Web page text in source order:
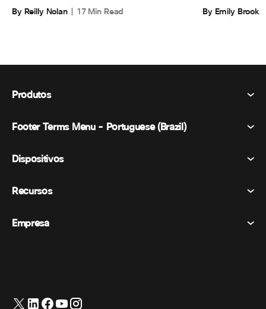
By Reilly Nolan 17 Min Read By Emily Brooks
Produtos
Webex Suite
Mensagens
Eventos
Footer Terms Menu - Portuguese (Brazil)
Termos e Condições
Marcas registradas
Dispositivos
Dispositivos de sala
Fones de ouvido
Recursos
Preços
Empresa
Entre em contato com o suporte